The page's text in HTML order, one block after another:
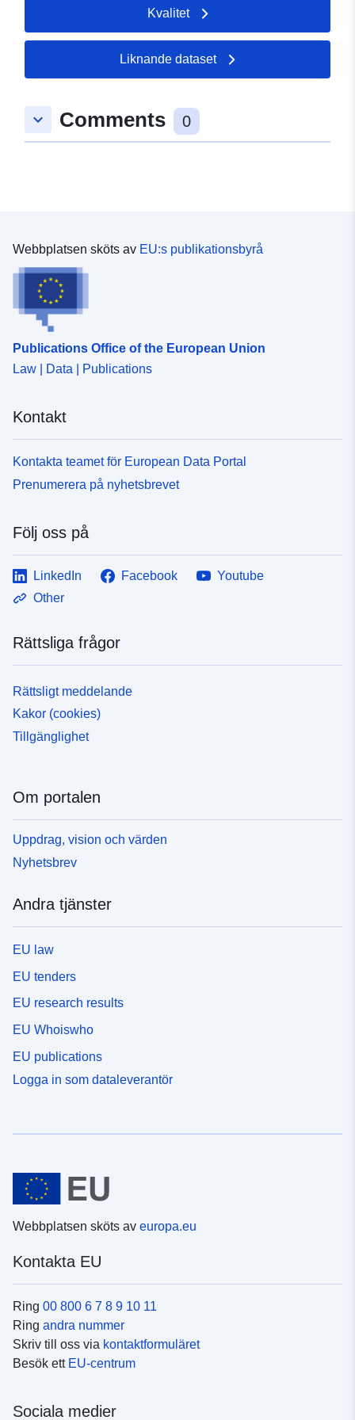
Kvalitet
Liknande dataset
keyboard_arrow_down Comments 0
Webbplatsen sköts av EU:s publikationsbyrå
Publications Office of the European Union
Law | Data | Publications
Kontakt
Kontakta teamet för European Data Portal
Prenumerera på nyhetsbrevet
Följ oss på
LinkedIn Facebook
Youtube
Other
Rättsliga frågor
Rättsligt meddelande
Kakor (cookies)
Tillgänglighet
Om portalen
Uppdrag, vision och värden
Nyhetsbrev
Andra tjänster
EU law
EU tenders
EU research results
EU Whoiswho
EU publications
Logga in som dataleverantör
Webbplatsen sköts av europa.eu
Kontakta EU
Ring 00 800 6 7 8 9 10 11
Ring andra nummer
Skriv till oss via kontaktformuläret
Besök ett EU-centrum
Sociala medier